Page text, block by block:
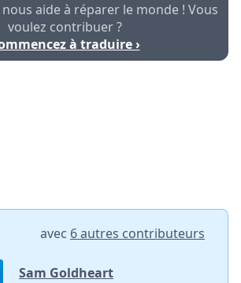
aide à réparer le monde ! Vous
voulez contribuer ?
à traduire ›
avec 6 autres contributeurs
Sam Goldheart